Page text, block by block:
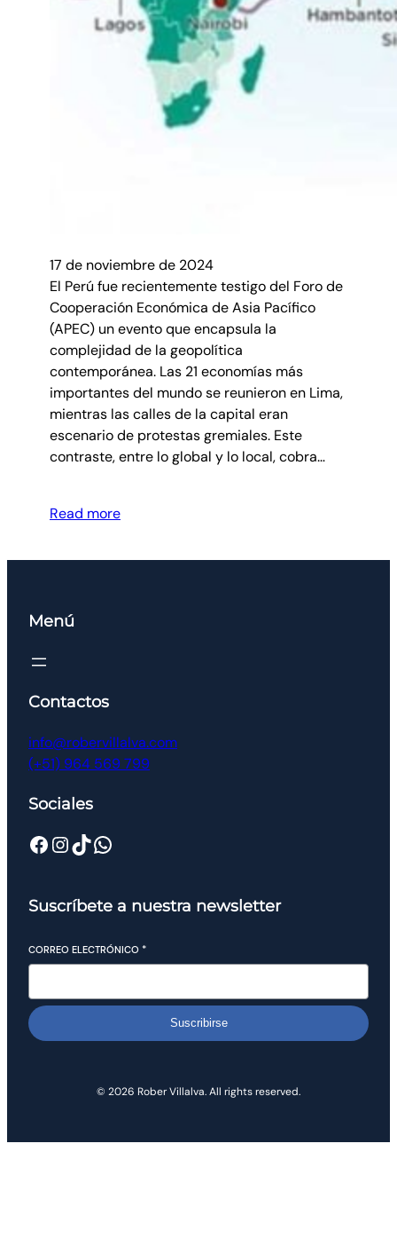
17 de noviembre de 2024
El Perú fue recientemente testigo del Foro de
Cooperación Económica de Asia Pacífico
(APEC) un evento que encapsula la
complejidad de la geopolítica
contemporánea. Las 21 economías más
importantes del mundo se reunieron en Lima,
mientras las calles de la capital eran
escenario de protestas gremiales. Este
contraste, entre lo global y lo local, cobra…
Read more
Menú
Contactos
info@robervillalva.com
(+51) 964 569 799
Sociales
Suscríbete a nuestra newsletter
CORREO ELECTRÓNICO *
Suscribirse
© 2026 Rober Villalva. All rights reserved.